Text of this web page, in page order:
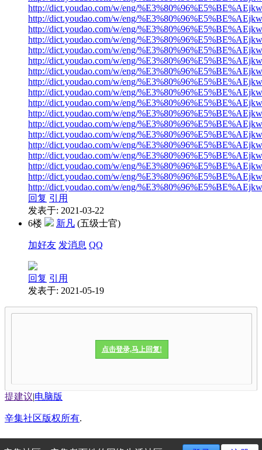
http://dict.youdao.com/w/eng/
http://dict.youdao.com/w/eng/
http://dict.youdao.com/w/eng/
http://dict.youdao.com/w/eng/
http://dict.youdao.com/w/eng/
http://dict.youdao.com/w/eng/
http://dict.youdao.com/w/eng/
http://dict.youdao.com/w/eng/
http://dict.youdao.com/w/eng/
http://dict.youdao.com/w/eng/
http://dict.youdao.com/w/eng/
http://dict.youdao.com/w/eng/
http://dict.youdao.com/w/eng/
http://dict.youdao.com/w/eng/
http://dict.youdao.com/w/eng/
http://dict.youdao.com/w/eng/
http://dict.youdao.com/w/eng/
http://dict.youdao.com/w/eng/
回复 引用
发表于: 2021-03-22
6楼
新凡 (五级士官)
加好友 发消息 QQ
回复 引用
发表于: 2021-05-19
点击登录,马上回复!
提建议|电脑版
辛集社区版权所有.